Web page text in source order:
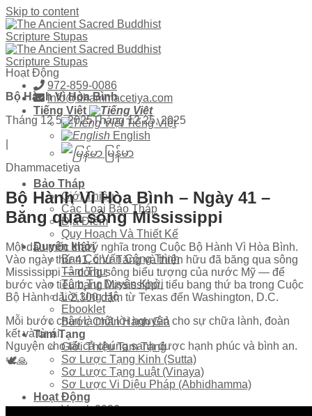
Skip to content
972-859-0086
info@dhammacetiya.com
Tiếng Việt
Tiếng Việt
English
မြန်မာ
Bảo Tháp
Giới Thiệu
Các Loại Bảo Tháp
Địa Điểm
Quy Hoạch Và Thiết Kế
Duyên khởi
Ban Cố Vấn Công Trình
Tâm Thư
Tâm Tư Duyên Khởi
Lời Ủng Hộ
Ebooklet
Bước Chân Hành Giả
Tam Tạng
Giới Thiệu Tam Tạng
Sơ Lược Tạng Kinh (Sutta)
Sơ Lược Tạng Luật (Vinaya)
Sơ Lược Vi Diệu Pháp (Abhidhamma)
Hoạt Động
Vesak 2026
Hoạt Động
Bộ Hành Vì Hòa Bình
Tháng 12 5, 2025Tháng 12 25, 2025
Dhammacetiya
Bộ Hành Vì Hòa Bình – Ngày 41 –
Băng qua sông Mississippi
Một dấu mốc thật ý nghĩa trong Cuộc Bộ Hành Vì Hòa Bình.
Vào ngày thứ 41, chư Tăng và thiện hữu đã băng qua sông
Mississippi — dòng sông biểu tượng của nước Mỹ — để
bước vào tiểu bang Mississippi, tiểu bang thứ ba trong Cuộc
Bộ Hành dài 2,300 dặm từ Texas đến Washington, D.C.
Mỗi bước chân là một lời nguyện cho sự chữa lành, đoàn
kết và từ ái.
Nguyện cho tất cả chúng sanh được hạnh phúc và bình an.
🕊️🙏